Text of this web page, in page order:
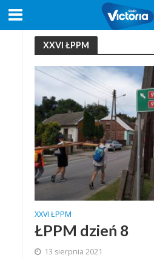
XXVI ŁPPM
XXVI ŁPPM
ŁPPM dzień 8
13 sierpnia 2021